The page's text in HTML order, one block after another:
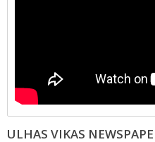
ULHAS VIKAS